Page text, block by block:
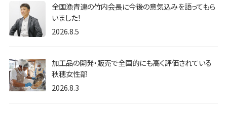
全国漁青連の竹内会長に今後の意気込みを語ってもら
いました！
2026.8.5
加工品の開発・販売で全国的にも高く評価されている
秋穂女性部
2026.8.3